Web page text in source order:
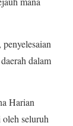
dalam
Harian
seluruh